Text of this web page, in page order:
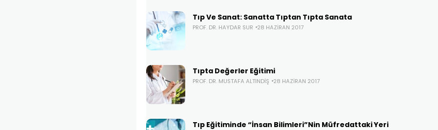
Tıp Ve Sanat: Sanatta Tıptan Tıpta Sanata
PROF. DR. HAYDAR SUR 28 HAZIRAN 2017
Tıpta Değerler Eğitimi
PROF. DR. MUSTAFA ALTINDIŞ 28 HAZIRAN 2017
Tıp Eğitiminde “İnsan Bilimleri”Nin Müfredattaki Yeri